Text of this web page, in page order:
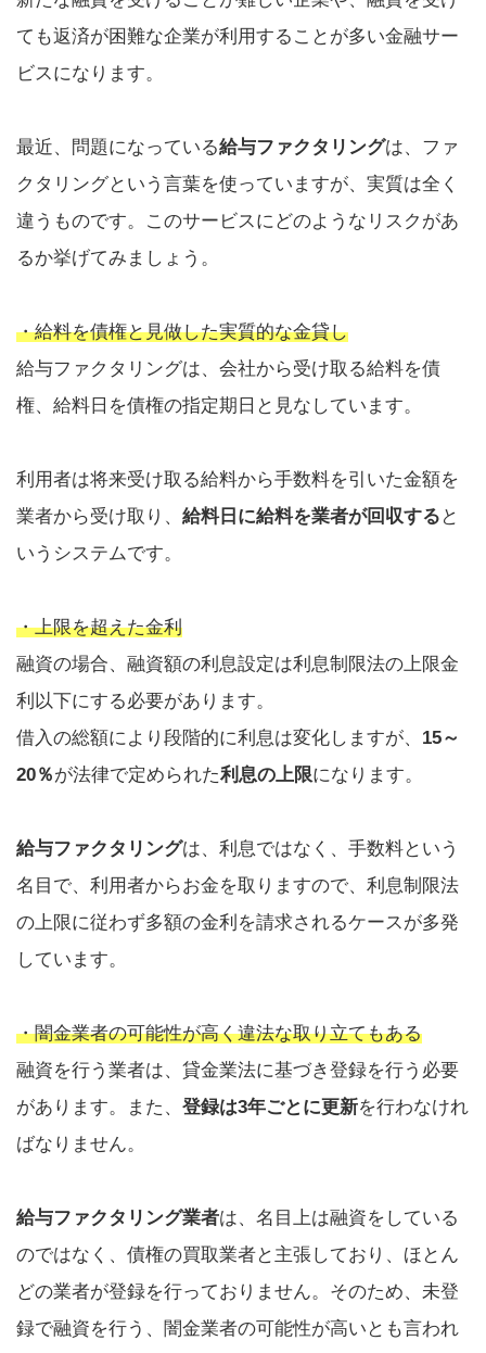
ても返済が困難な企業が利用することが多い金融サー
ビスになります。
最近、問題になっている給与ファクタリングは、ファ
クタリングという言葉を使っていますが、実質は全く
違うものです。このサービスにどのようなリスクがあ
るか挙げてみましょう。
・給料を債権と見做した実質的な金貸し
給与ファクタリングは、会社から受け取る給料を債
権、給料日を債権の指定期日と見なしています。
利用者は将来受け取る給料から手数料を引いた金額を
業者から受け取り、 給料日に給料を業者が回収する と
いうシステムです。
・上限を超えた金利
融資の場合、融資額の利息設定は利息制限法の上限金
利以下にする必要があります。
借入の総額により段階的に利息は変化しますが、 15～
20％が法律で定められた利息の上限になります。
給与ファクタリングは、利息ではなく、手数料という
名目で、利用者からお金を取りますので、利息制限法
の上限に従わず多額の金利を請求されるケースが多発
しています。
・闇金業者の可能性が高く違法な取り立てもある
融資を行う業者は、貸金業法に基づき登録を行う必要
があります。また、 登録は3年ごとに更新を行わなけれ
ばなりません。
給与ファクタリング業者は、名目上は融資をしている
のではなく、債権の買取業者と主張しており、ほとん
どの業者が登録を行っておりません。そのため、未登
録で融資を行う、闇金業者の可能性が高いとも言われ